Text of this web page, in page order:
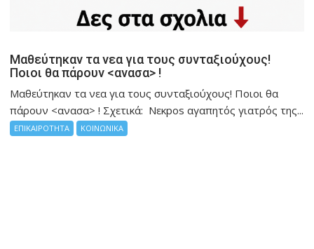
Μαθεύτηκαν τα νεα για τους συνταξιούχους!
Ποιοι θα πάρουν <ανασα> !
Μαθεύτηκαν τα νεα για τους συνταξιούχους! Ποιοι θα
πάρουν <ανασα> ! Σχετικά: Νεκpos αγαπητός γιατρός της...
ΕΠΙΚΑΙΡΟΤΗΤΑ ΚΟΙΝΩΝΙΚΑ